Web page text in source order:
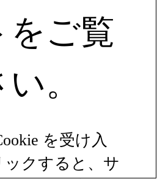
をご覧
。
を受け入
クすると、サ